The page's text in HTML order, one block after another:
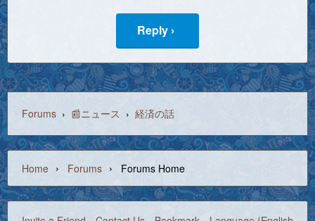
Reply ›
Forums › 📰ニュース › 経済の話
Home › Forums › Forums Home